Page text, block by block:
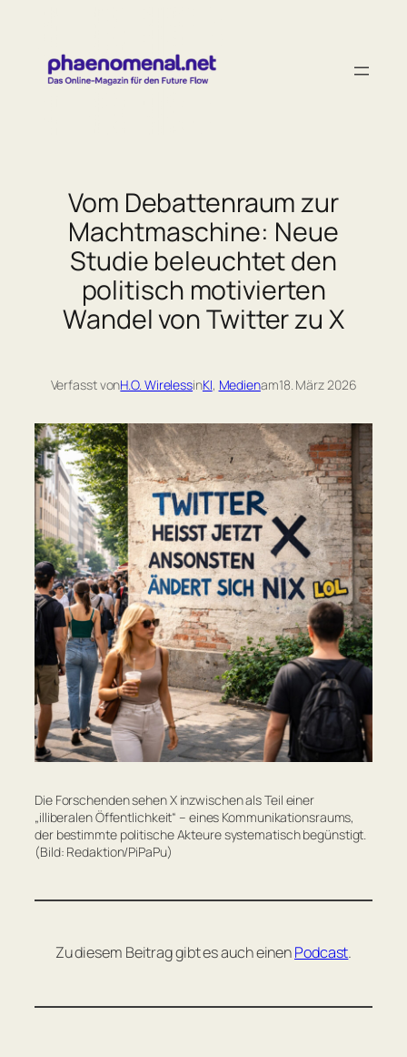
springen
Vom Debattenraum zur
Machtmaschine: Neue
Studie beleuchtet den
politisch motivierten
Wandel von Twitter zu X
Verfasst vonH.O. WirelessinKI, Medienam18. März 2026
Die Forschenden sehen X inzwischen als Teil einer
„illiberalen Öffentlichkeit“ – eines Kommunikationsraums,
der bestimmte politische Akteure systematisch begünstigt.
(Bild: Redaktion/PiPaPu)
Zu diesem Beitrag gibt es auch einenPodcast.